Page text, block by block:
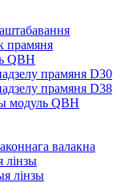
прамяня
QBH
прамяня D30
прамяня D38
модуль QBH
валакна
лінзы
лінзы